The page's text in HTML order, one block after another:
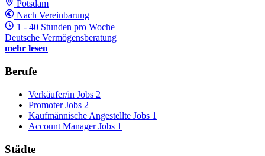
Potsdam
Nach Vereinbarung
1 - 40 Stunden pro Woche
Deutsche Vermögensberatung
mehr lesen
Berufe
Verkäufer/in Jobs 2
Promoter Jobs 2
Kaufmännische Angestellte Jobs 1
Account Manager Jobs 1
Städte